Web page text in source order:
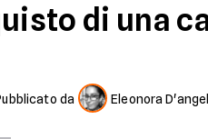
di una
da Eleonora